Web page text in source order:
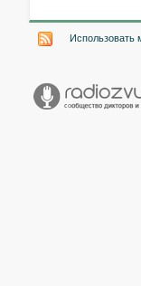
Использовать